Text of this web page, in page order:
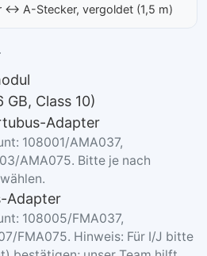
↔ A-Stecker, vergoldet (1,5 m)
Class 10)
Adapter
108001/AMA037,
AMA075. Bitte je nach
Adapter
108005/FMA037,
FMA075. Hinweis: Für I/J bitte